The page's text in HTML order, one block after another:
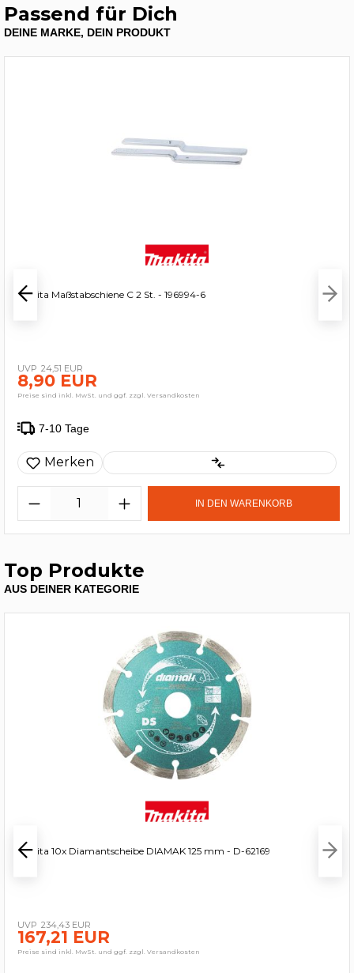
Passend für Dich
DEINE MARKE, DEIN PRODUKT
Makita Maßstabschiene C 2 St. - 196994-6
24,51 EUR
8,90 EUR
Preise sind inkl. MwSt. und ggf. zzgl. Versandkosten
7-10 Tage
Merken
IN DEN WARENKORB
Top Produkte
AUS DEINER KATEGORIE
Makita 10x Diamantscheibe DIAMAK 125 mm - D-62169
234,43 EUR
167,21 EUR
Preise sind inkl. MwSt. und ggf. zzgl. Versandkosten